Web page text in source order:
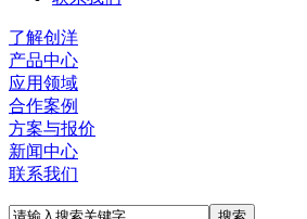
了解创洋
产品中心
应用领域
合作案例
方案与报价
新闻中心
联系我们